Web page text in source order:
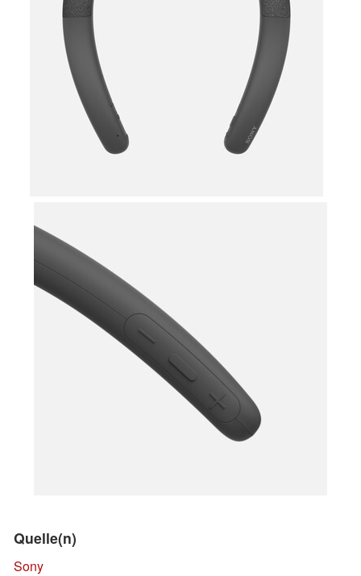
Quelle(n)
Sony